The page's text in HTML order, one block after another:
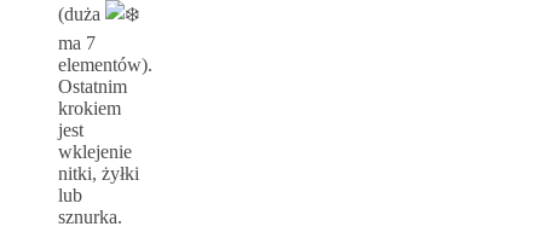
(duża
ma 7
elementów).
Ostatnim
krokiem
jest
wklejenie
nitki, żyłki
lub
sznurka.